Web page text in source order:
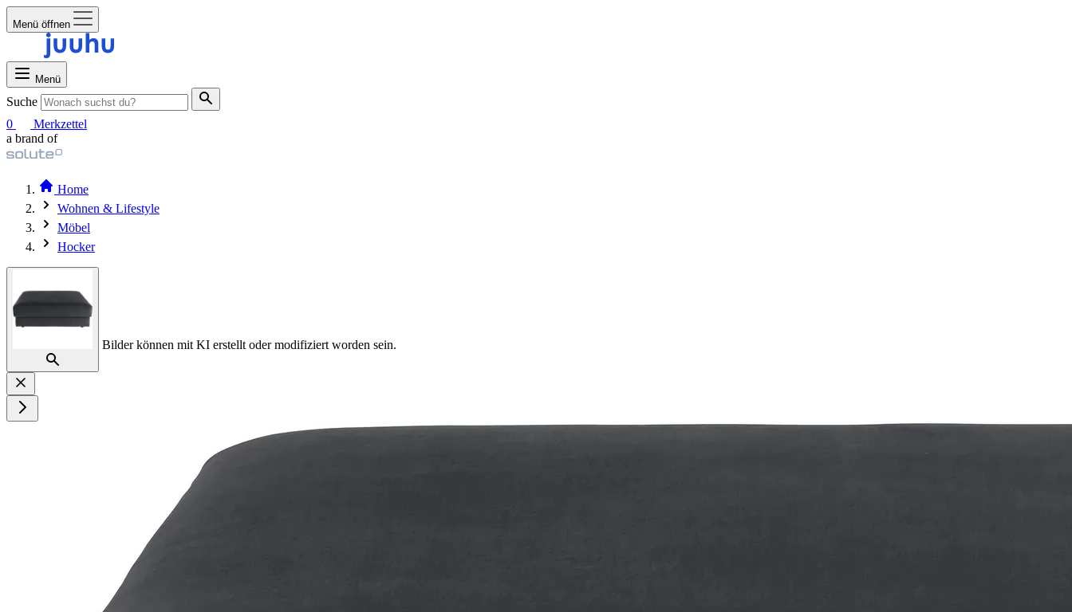
Menü öffnen
Menü
Suche
0
Merkzettel
a brand of
Home
Wohnen & Lifestyle
Möbel
Hocker
Bilder können mit KI erstellt oder modifiziert worden sein.